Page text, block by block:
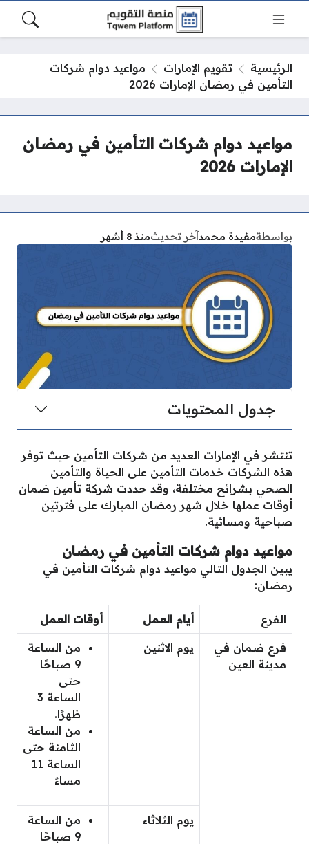
الرئيسية تقويم الإمارات
مواعيد دوام شركات
التأمين في رمضان الإمارات 2026
مواعيد دوام شركات التأمين في رمضان
الإمارات 2026
بواسطةمفيدة محمدآخر تحديثمنذ 8 أشهر
جدول المحتويات
تنتشر في الإمارات العديد من شركات التأمين حيث توفر
هذه الشركات خدمات التأمين على الحياة والتأمين
الصحي بشرائح مختلفة، وقد حددت شركة تأمين ضمان
أوقات عملها خلال شهر رمضان المبارك على فترتين
صباحية ومسائية.
مواعيد دوام شركات التأمين في رمضان
يبين الجدول التالي مواعيد دوام شركات التأمين في
رمضان:
الفرع أيام العمل أوقات العمل
فرع ضمان في
مدينة العين
يوم الاثنين
من الساعة
9 صباحًا
حتى
الساعة 3
ظهرًا.
من الساعة
الثامنة حتى
الساعة 11
مساءً
يوم الثلاثاء
من الساعة
9 صباحًا